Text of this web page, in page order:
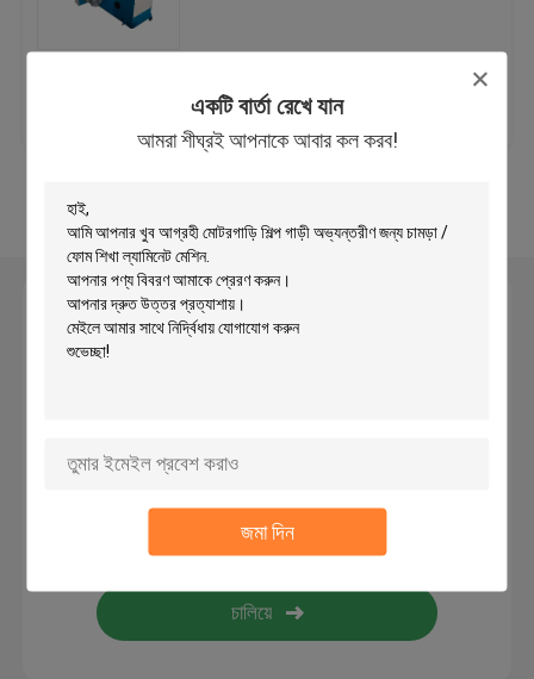
একটি বার্তা রেখে যান
আমরা শীঘ্রই আপনাকে আবার কল করব!
জমা দিন
রোল স্লিপিং মেশিন
তারেক স্ট্রিপ কর্তনকারী মেশিন
ফ্যাব্রিক রোল কাটন মেশিন
স্বয়ংক্রিয় স্প্রেডিং মেশিন
কম্পিউটার কাটন মেশিন
শিখা ল্যামিনেট মেশিন
ভালো দাম আমাদের সাথে যোগাযোগ
করুন
একটি বার্তা রেখে যান
আমরা শীঘ্রই আপনাকে আবার কল করব!